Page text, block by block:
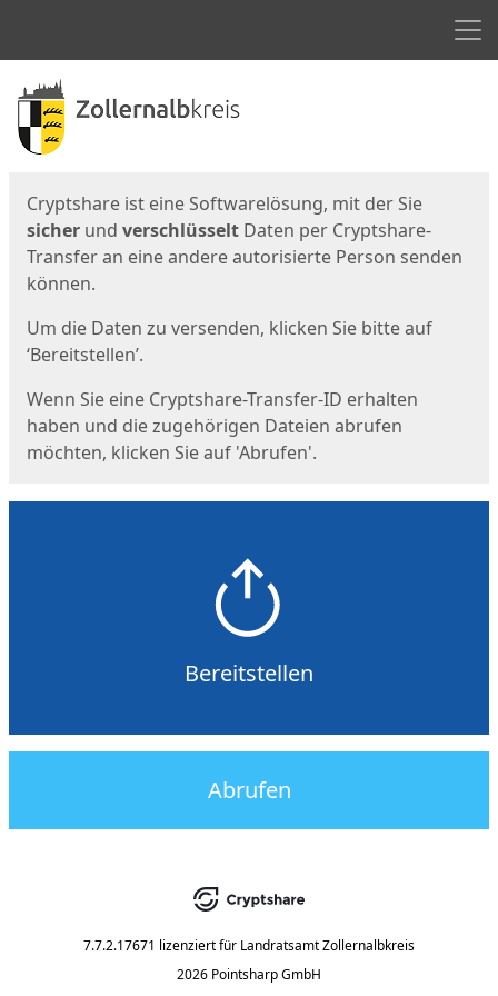
Start
Cryptshare ist eine Softwarelösung, mit der Sie
sicher und verschlüsselt Daten per Cryptshare-
Transfer an eine andere autorisierte Person senden
können.
Um die Daten zu versenden, klicken Sie bitte auf
‘Bereitstellen’.
Wenn Sie eine Cryptshare-Transfer-ID erhalten
haben und die zugehörigen Dateien abrufen
möchten, klicken Sie auf 'Abrufen'.
Bereitstellen
Abrufen
7.7.2.17671 lizenziert für Landratsamt Zollernalbkreis
2026 Pointsharp GmbH